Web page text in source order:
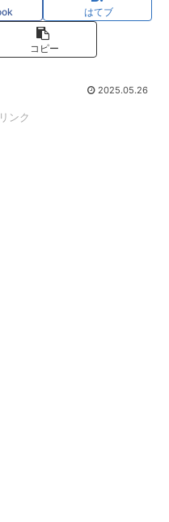
はてブ
コピー
2025.05.26
ンク